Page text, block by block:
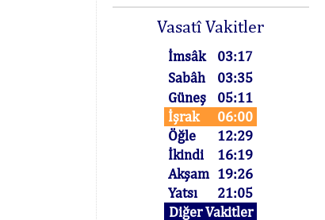
Vasatî Vakitler
İmsâk
03:17
Sabâh
03:35
Güneş
05:11
İşrak
06:00
Öğle
12:29
İkindi
16:19
Akşam 19:26
Yatsı
21:05
Diğer Vakitler